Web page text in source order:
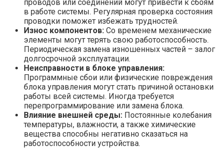
проводов или соединений могут привести к сбоям
в работе системы. Регулярная проверка состояния
проводки поможет избежать трудностей.
Износ компонентов: Со временем механические
элементы могут терять свою работоспособность.
Периодическая замена изношенных частей – залог
долгосрочной эксплуатации.
Неисправности в блоке управления:
Программные сбои или физические повреждения
блока управления могут стать причиной остановки
работы всей системы. Иногда требуется
перепрограммирование или замена блока.
Влияние внешней среды: Постоянные колебания
температуры, влажности, а также химические
вещества способны негативно сказаться на
работоспособности устройства.